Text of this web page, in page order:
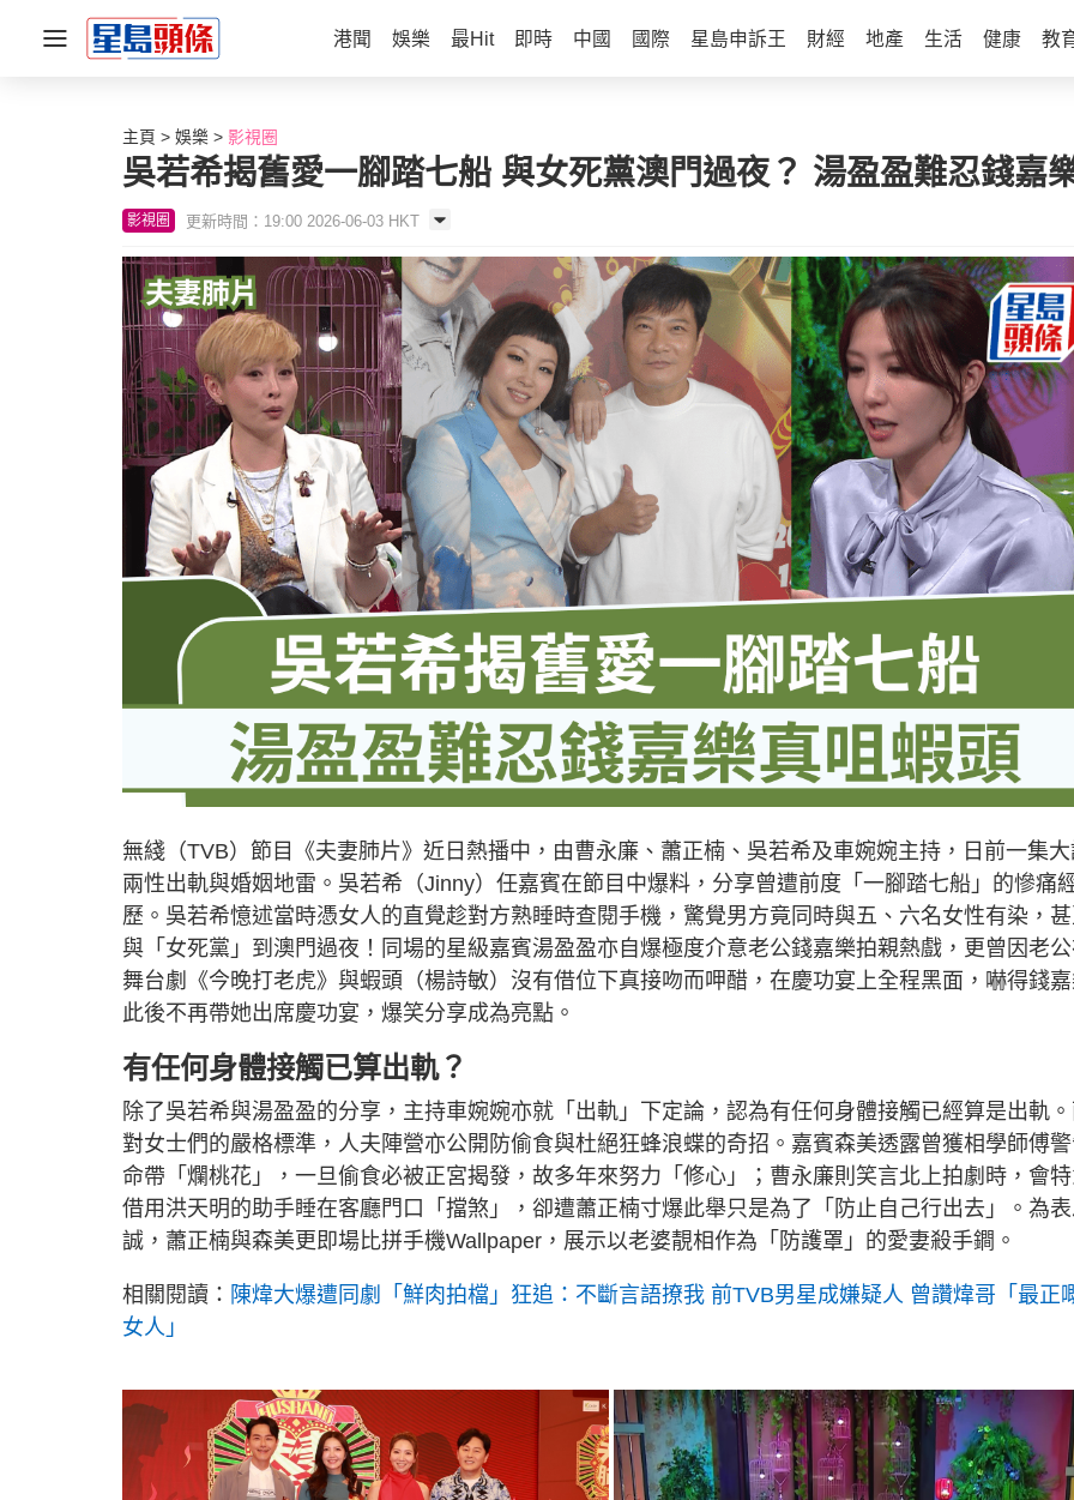
港聞 娛樂 最Hit 即時 中國 國際 星島申訴王 財經 地產 生活 健康 教
主頁 娛樂 影視圈
吳若希揭舊愛一腳踏七船 與女死黨澳門過夜？ 湯盈盈難忍錢嘉
影視圈 更新時間：19:00 2026-06-03 HKT
無綫（TVB）節目《夫妻肺片》近日熱播中，由曹永廉、蕭正楠、吳若希及車婉婉主持，日前一集
兩性出軌與婚姻地雷。吳若希（Jinny）任嘉賓在節目中爆料，分享曾遭前度「一腳踏七船」的慘痛
歷。吳若希憶述當時憑女人的直覺趁對方熟睡時查閱手機，驚覺男方竟同時與五、六名女性有染，
與「女死黨」到澳門過夜！同場的星級嘉賓湯盈盈亦自爆極度介意老公錢嘉樂拍親熱戲，更曾因老
舞台劇《今晚打老虎》與蝦頭（楊詩敏）沒有借位下真接吻而呷醋，在慶功宴上全程黑面，嚇得錢
此後不再帶她出席慶功宴，爆笑分享成為亮點。
有任何身體接觸已算出軌？
除了吳若希與湯盈盈的分享，主持車婉婉亦就「出軌」下定論，認為有任何身體接觸已經算是出軌
對女士們的嚴格標準，人夫陣營亦公開防偷食與杜絕狂蜂浪蝶的奇招。嘉賓森美透露曾獲相學師傅
命帶「爛桃花」，一旦偷食必被正宮揭發，故多年來努力「修心」；曹永廉則笑言北上拍劇時，會
借用洪天明的助手睡在客廳門口「擋煞」，卻遭蕭正楠寸爆此舉只是為了「防止自己行出去」。為
誠，蕭正楠與森美更即場比拼手機Wallpaper，展示以老婆靚相作為「防護罩」的愛妻殺手鐧。
相關閱讀： 陳煒大爆遭同劇「鮮肉拍檔」狂追：不斷言語撩我 前TVB男星成嫌疑人 曾讚煒哥「最正
女人」